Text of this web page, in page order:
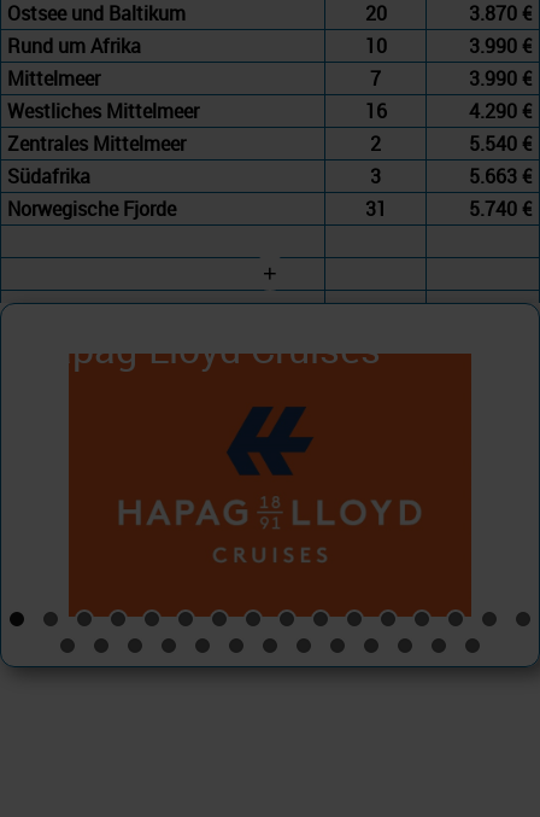
Ostsee und Baltikum
20
3.870 €
Rund um Afrika
10
3.990 €
Mittelmeer
7
3.990 €
Westliches Mittelmeer
16
4.290 €
Zentrales Mittelmeer
2
5.540 €
Südafrika
3
5.663 €
Norwegische Fjorde
31 5.740 €
+
Hapag-Lloyd Cruises